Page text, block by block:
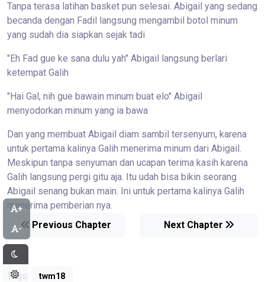
Tanpa terasa latihan basket pun selesai. Abigail yang sedang
becanda dengan Fadil langsung mengambil botol minum
yang sudah dia siapkan sejak tadi
"Eh Fad gue ke sana dulu yah" Abigail langsung berlari
ketempat Galih
"Hai Gal, nih gue bawain minum buat elo" Abigail
menyodorkan minum yang ia bawa
Dan yang membuat Abigail diam sambil tersenyum, karena
untuk pertama kalinya Galih menerima minum dari Abigail.
Meskipun tanpa senyuman dan ucapan terima kasih karena
Galih langsung pergi gitu aja. Itu udah bisa bikin seorang
Abigail senang bukan main. Ini untuk pertama kalinya Galih
menerima pemberian nya.
Previous Chapter
Next Chapter
Tags: twm18
+
-